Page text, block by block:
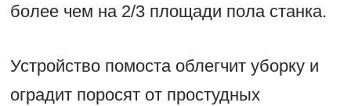
более чем на 2/3 площади пола станка.
Устройство помоста облегчит уборку и
оградит поросят от простудных